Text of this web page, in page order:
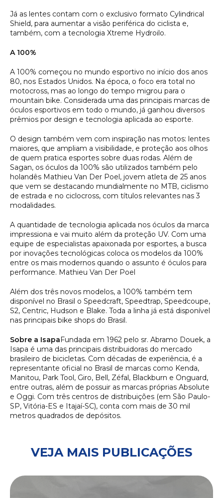
Já as lentes contam com o exclusivo formato Cylindrical
Shield, para aumentar a visão periférica do ciclista e,
também, com a tecnologia Xtreme Hydroilo.
A 100%
A 100% começou no mundo esportivo no início dos anos
80, nos Estados Unidos. Na época, o foco era total no
motocross, mas ao longo do tempo migrou para o
mountain bike. Considerada uma das principais marcas de
óculos esportivos em todo o mundo, já ganhou diversos
prêmios por design e tecnologia aplicada ao esporte.
O design também vem com inspiração nas motos: lentes
maiores, que ampliam a visibilidade, e proteção aos olhos
de quem pratica esportes sobre duas rodas. Além de
Sagan, os óculos da 100% são utilizados também pelo
holandês Mathieu Van Der Poel, jovem atleta de 25 anos
que vem se destacando mundialmente no MTB, ciclismo
de estrada e no ciclocross, com títulos relevantes nas 3
modalidades.
A quantidade de tecnologia aplicada nos óculos da marca
impressiona e vai muito além da proteção UV. Com uma
equipe de especialistas apaixonada por esportes, a busca
por inovações tecnológicas coloca os modelos da 100%
entre os mais modernos quando o assunto é óculos para
performance. Mathieu Van Der Poel
Além dos três novos modelos, a 100% também tem
disponível no Brasil o Speedcraft, Speedtrap, Speedcoupe,
S2, Centric, Hudson e Blake. Toda a linha já está disponível
nas principais bike shops do Brasil.
Sobre a IsapaFundada em 1962 pelo sr. Abramo Douek, a
Isapa é uma das principais distribuidoras do mercado
brasileiro de bicicletas. Com décadas de experiência, é a
representante oficial no Brasil de marcas como Kenda,
Manitou, Park Tool, Giro, Bell, Zéfal, Blackburn e Onguard,
entre outras, além de possuir as marcas próprias Absolute
e Oggi. Com três centros de distribuições (em São Paulo-
SP, Vitória-ES e Itajaí-SC), conta com mais de 30 mil
metros quadrados de depósitos.
VEJA MAIS PUBLICAÇÕES